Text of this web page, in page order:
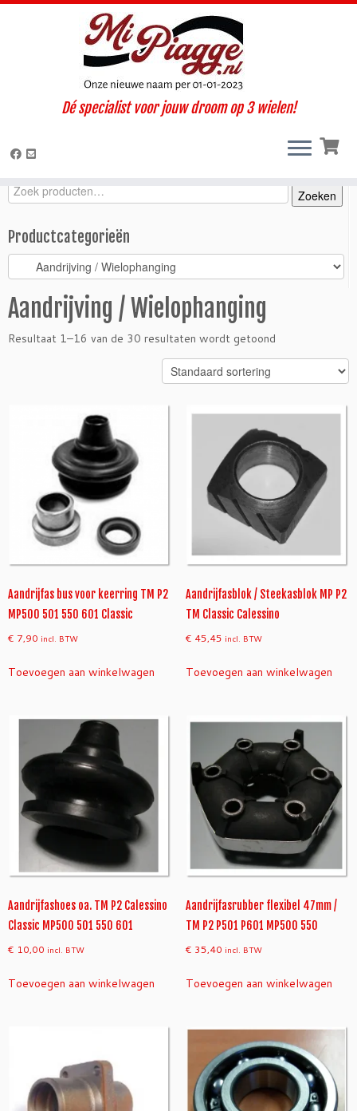
Dé specialist voor jouw droom op 3 wielen!
Onderdelen / accessoires » Ape P2 - P3 » Aandrijving /
Zoeken
Zoeken
naar:
Zoeken
Productcategorieën
Aandrijving / Wielophanging
Resultaat 1–16 van de 30 resultaten wordt getoond
Aandrijfas bus voor keerring TM P2
MP500 501 550 601 Classic
€ 7,90 incl. BTW
Toevoegen aan winkelwagen
Aandrijfasblok / Steekasblok MP P2
TM Classic Calessino
€ 45,45 incl. BTW
Toevoegen aan winkelwagen
Aandrijfashoes oa. TM P2 Calessino
Classic MP500 501 550 601
€ 10,00 incl. BTW
Toevoegen aan winkelwagen
Aandrijfasrubber flexibel 47mm /
TM P2 P501 P601 MP500 550
€ 35,40 incl. BTW
Toevoegen aan winkelwagen